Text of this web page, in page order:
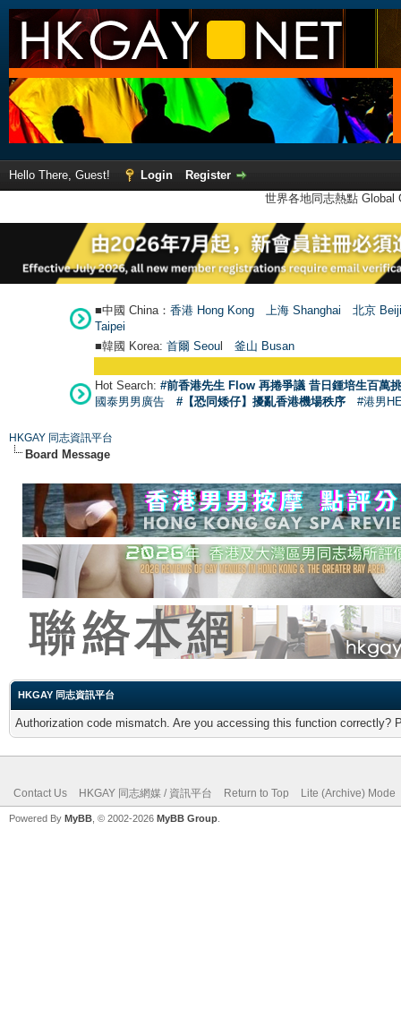
Hello There, Guest! Login
Register
世界各地同志熱點
■中國 China： 香港 Hong Kong 上海 Shanghai
北京
Taipei
■韓國 Korea: 首爾 Seoul 釜山 Busan
Hot Search: #前香港先生 Flow 再捲爭議 昔日鍾培生百萬
國泰男男廣告
#【恐同矮仔】擾亂香港機場秩序 #港男
HKGAY 同志資訊平台
Board Message
HKGAY 同志資訊平台
Authorization code mismatch. Are you accessing this function correctly?
Contact Us HKGAY 同志網媒 / 資訊平台 Return to Top Lite (Archive) Mode
Powered By MyBB , © 2002-2026 MyBB Group